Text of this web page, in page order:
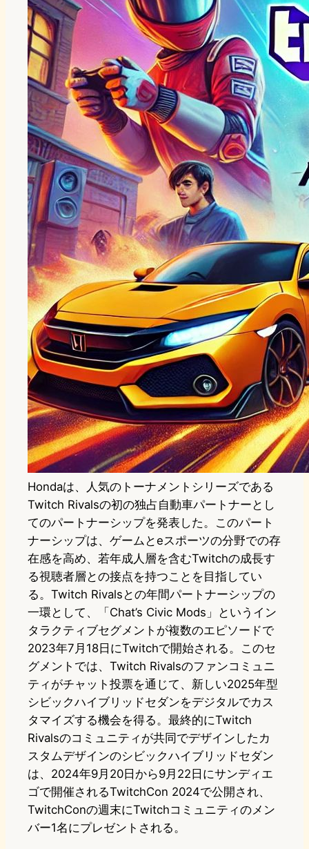
Hondaは、人気のトーナメントシリーズである
Twitch Rivalsの初の独占自動車パートナーとし
てのパートナーシップを発表した。このパート
ナーシップは、ゲームとeスポーツの分野での存
在感を高め、若年成人層を含むTwitchの成長す
る視聴者層との接点を持つことを目指してい
る。Twitch Rivalsとの年間パートナーシップの
一環として、「Chat’s Civic Mods」というイン
タラクティブセグメントが複数のエピソードで
2023年7月18日にTwitchで開始される。このセ
グメントでは、Twitch Rivalsのファンコミュニ
ティがチャット投票を通じて、新しい2025年型
シビックハイブリッドセダンをデジタルでカス
タマイズする機会を得る。最終的にTwitch
Rivalsのコミュニティが共同でデザインしたカ
スタムデザインのシビックハイブリッドセダン
は、2024年9月20日から9月22日にサンディエ
ゴで開催されるTwitchCon 2024で公開され、
TwitchConの週末にTwitchコミュニティのメン
バー1名にプレゼントされる。